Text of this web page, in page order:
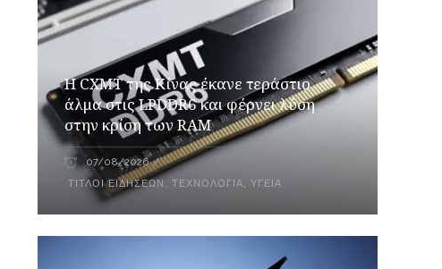
Η CXMT της Κίνας έκανε τεράστιο
άλμα στις LPDDR6 και φέρνει λύση
στην κρίση των RAM
07/08/2026
ΤΊΤΛΟΙ ΕΙΔΉΣΕΩΝ ,ΤΕΧΝΟΛΟΓΊΑ,ΥΓΕΊΑ